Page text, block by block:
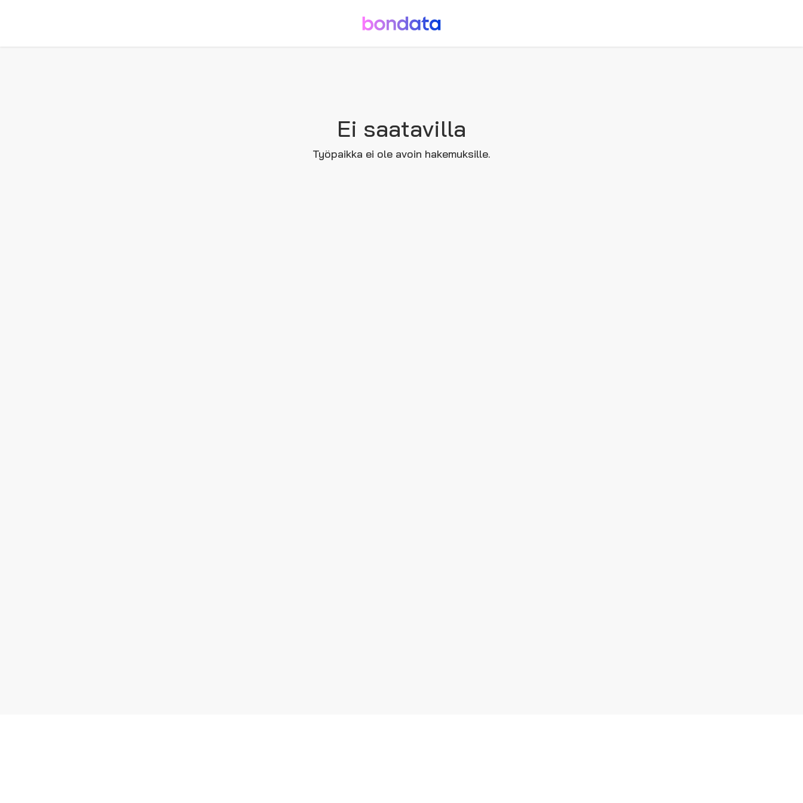
Ei saatavilla
Työpaikka ei ole avoin hakemuksille.